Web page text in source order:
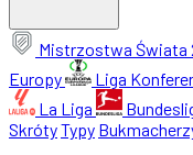
Mistrzostwa Świata
Europy
Liga
La Liga
SkrótyTypy